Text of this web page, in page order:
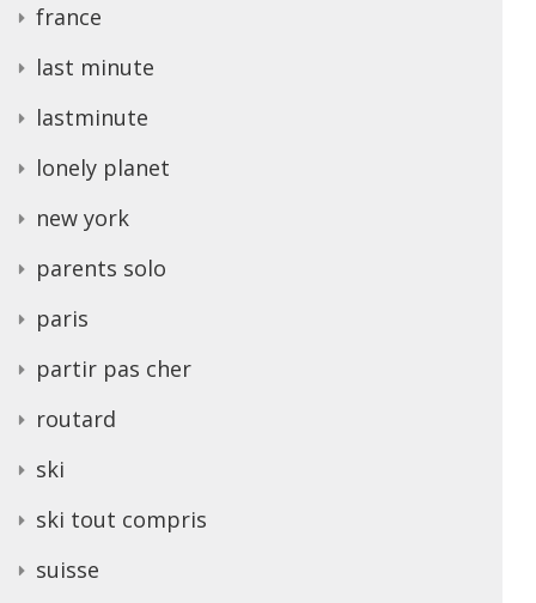
france
last minute
lastminute
lonely planet
new york
parents solo
paris
partir pas cher
routard
ski
ski tout compris
suisse